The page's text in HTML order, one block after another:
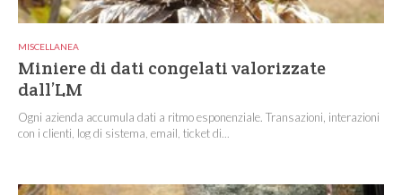
MISCELLANEA
Miniere di dati congelati valorizzate
dall’LM
Ogni azienda accumula dati a ritmo esponenziale. Transazioni, interazioni
con i clienti, log di sistema, email, ticket di...